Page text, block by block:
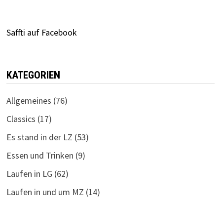
Saffti auf Facebook
KATEGORIEN
Allgemeines (76)
Classics (17)
Es stand in der LZ (53)
Essen und Trinken (9)
Laufen in LG (62)
Laufen in und um MZ (14)